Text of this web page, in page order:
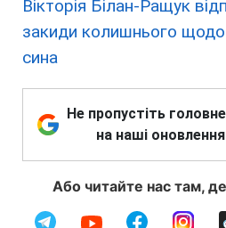
Вікторія Білан-Ращук
закиди колишнього
сина
Не пропустіть
на наші
Або читайте нас там,